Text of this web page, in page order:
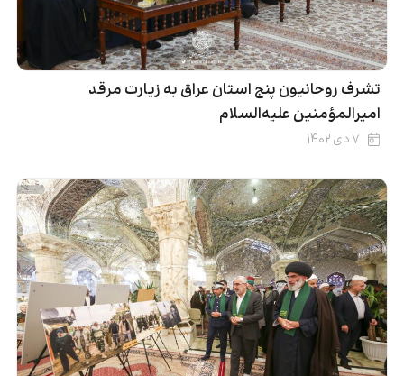
تشرف روحانیون پنج استان‌ عراق به زیارت مرقد
امیرالمؤمنین علیه‌السلام
۷ دی ۱۴۰۲